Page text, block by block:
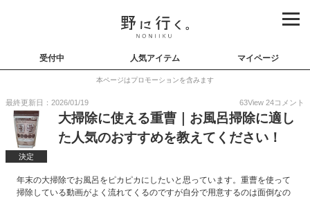
受付中 人気アイテム マイページ
本ページはプロモーションを含みます
最終更新日：2026/01/19 63View 24コメント
決定
大掃除に使える重曹｜お風呂掃除に適し
た人気のおすすめを教えてください！
年末の大掃除でお風呂をピカピカにしたいと思っています。重曹を使って
掃除している動画がよく流れてくるのですが自分で用意するのは面倒なの